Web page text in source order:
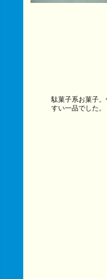
駄菓子系お菓子
すい一品でした。